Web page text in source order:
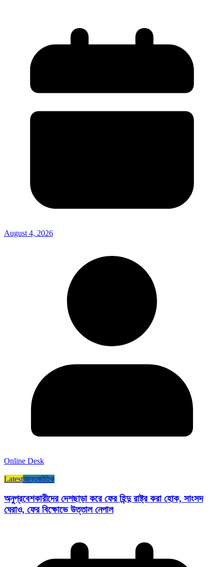
August 4, 2026
Online Desk
Latestআন্তর্জাতিক
অনুপ্রবেশকারীদের দেশছাড়া করে ফের হিন্দু রাষ্ট্র করা হোক, সাংসদ
ঘেরাও, ফের বিক্ষোভে উত্তাল নেপাল